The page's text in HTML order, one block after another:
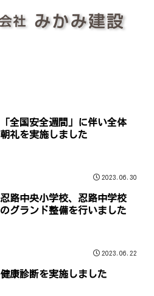
「全国安全週間」に伴い全体
朝礼を実施しました
2023.06.30
忍路中央小学校、忍路中学校
のグランド整備を行いました
2023.06.22
健康診断を実施しました